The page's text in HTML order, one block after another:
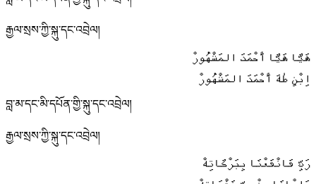
རྒྱལ་སྲས་ཀྱི་སྐུ་དང་འབྲེལ།
هَيَّا هَيَّا أَحْمَدَ المَشْهُورْ
اِبْنِ طٰهَ أَحْمَدَ المَشْهُورْ
བླ་མ་དང་མི་དཔོན་གྱི་སྐུ་དང་འབྲེལ།
རྒྱལ་སྲས་ཀྱི་སྐུ་དང་འབྲེལ།
رَبِّ فَانْفَعْنَا بِبَرْكَاتِهْ